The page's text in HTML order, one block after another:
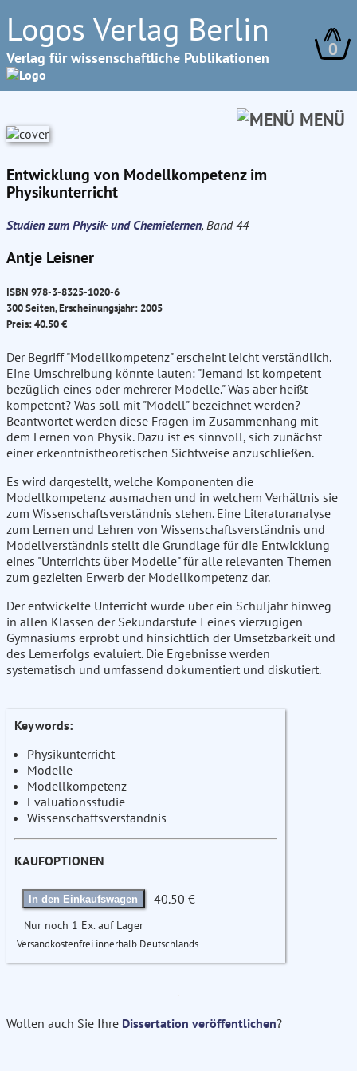
Logos Verlag Berlin
Verlag für wissenschaftliche Publikationen 0
MENÜ
Entwicklung von Modellkompetenz im
Physikunterricht
Studien zum Physik- und Chemielernen, Band 44
Antje Leisner
ISBN 978-3-8325-1020-6
300 Seiten, Erscheinungsjahr: 2005
Preis: 40.50 €
Der Begriff "Modellkompetenz" erscheint leicht verständlich.
Eine Umschreibung könnte lauten: "Jemand ist kompetent
bezüglich eines oder mehrerer Modelle." Was aber heißt
kompetent? Was soll mit "Modell" bezeichnet werden?
Beantwortet werden diese Fragen im Zusammenhang mit
dem Lernen von Physik. Dazu ist es sinnvoll, sich zunächst
einer erkenntnistheoretischen Sichtweise anzuschließen.
Es wird dargestellt, welche Komponenten die
Modellkompetenz ausmachen und in welchem Verhältnis sie
zum Wissenschaftsverständnis stehen. Eine Literaturanalyse
zum Lernen und Lehren von Wissenschaftsverständnis und
Modellverständnis stellt die Grundlage für die Entwicklung
eines "Unterrichts über Modelle" für alle relevanten Themen
zum gezielten Erwerb der Modellkompetenz dar.
Der entwickelte Unterricht wurde über ein Schuljahr hinweg
in allen Klassen der Sekundarstufe I eines vierzügigen
Gymnasiums erprobt und hinsichtlich der Umsetzbarkeit und
des Lernerfolgs evaluiert. Die Ergebnisse werden
systematisch und umfassend dokumentiert und diskutiert.
Keywords:
Physikunterricht
Modelle
Modellkompetenz
Evaluationsstudie
Wissenschaftsverständnis
KAUFOPTIONEN
In den Einkaufswagen 40.50 €
Nur noch 1 Ex. auf Lager
Versandkostenfrei innerhalb Deutschlands
Wollen auch Sie Ihre Dissertation veröffentlichen?